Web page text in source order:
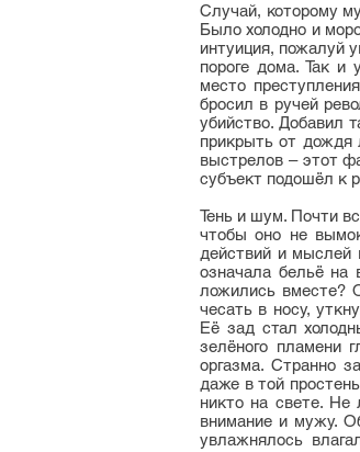
Случай, которому
Было холодно и
интуиция, пожалуй
пороге дома. Так и
место
бросил в ручей
убийство. Добавил
прикрыть от дождя
выстрелов – этот
субъект подошёл к
Тень и шум. Почти
чтобы оно не
действий и мыслей
означала бельё на
ложились вместе?
чесать в носу,
Её зад стал
зелёного пламени
оргазма. Странно
даже в той
никто на свете. Не
внимание и мужу.
увлажнялось